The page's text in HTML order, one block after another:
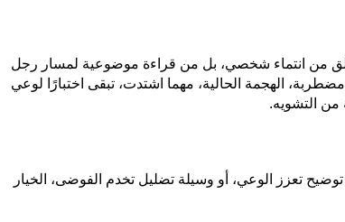
من انتماء شخصي، بل من قراءة موضوعية لمسار رجل
الهجمة الحالية، مهما اشتدت، تبقى اختبارًا لوعي
من التشويه.
توضيح تعزز الوعي، أو وسيلة تضليل تخدم الفوضى، الخيار